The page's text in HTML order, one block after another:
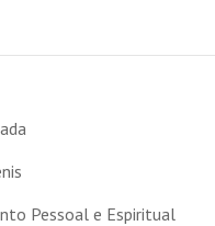
Pessoal e Espiritual